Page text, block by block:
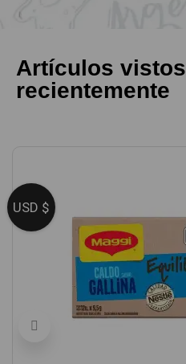
Artículos vistos
recientemente
USD $